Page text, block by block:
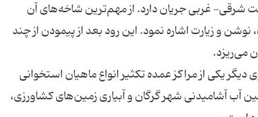
در جنوب استان با جهت شرقی- غربی جریان دارد. از مهم‌ترین شاخه‌های آن
و زیارت اشاره نمود. این رود بعد از پیمودن از چند
یكی از مراكز عمده تكثیر انواع ماهیان استخوانی
آب آشامیدنی شهر گرگان و آبیاری زمین‌های كشاورزی،